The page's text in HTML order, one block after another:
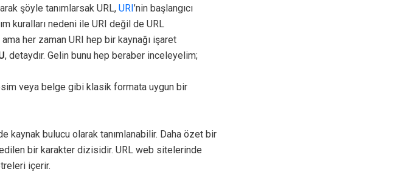
şöyle tanımlarsak URL, URI ’nin başlangıcı
kuralları nedeni ile URI değil de URL
ama her zaman URI hep bir kaynağı işaret
, detaydır. Gelin bunu hep beraber inceleyelim;
veya belge gibi klasik formata uygun bir
kaynak bulucu olarak tanımlanabilir. Daha özet bir
bir karakter dizisidir. URL web sitelerinde
içerir.